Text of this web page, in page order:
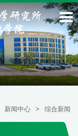
新闻中心 > 综合新闻